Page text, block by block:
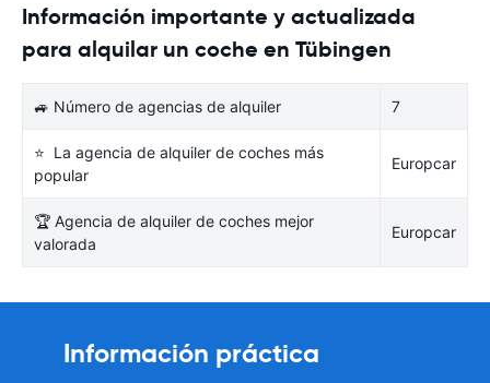
Información importante y actualizada
para alquilar un coche en Tübingen
🚙 Número de agencias de alquiler 7
⭐ La agencia de alquiler de coches más
popular
Europcar
🏆 Agencia de alquiler de coches mejor
valorada
Europcar
Información práctica